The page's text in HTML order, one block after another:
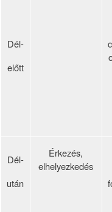
Dél-
előtt
Dél-
után
Érkezés,
elhelyezkedés